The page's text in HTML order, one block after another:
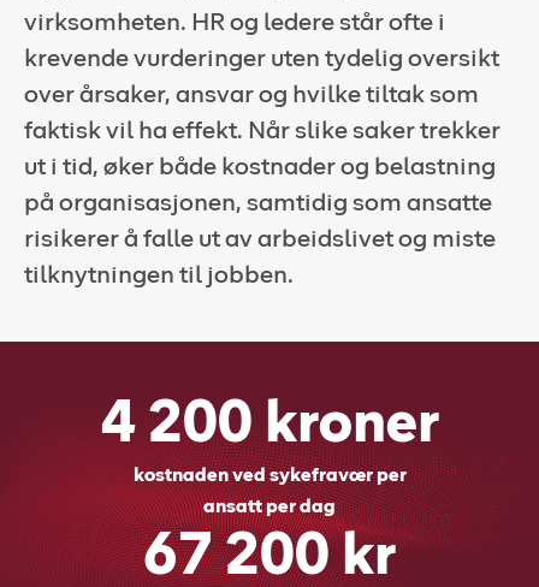
virksomheten. HR og ledere står ofte i
krevende vurderinger uten tydelig oversikt
over årsaker, ansvar og hvilke tiltak som
faktisk vil ha effekt. Når slike saker trekker
ut i tid, øker både kostnader og belastning
på organisasjonen, samtidig som ansatte
risikerer å falle ut av arbeidslivet og miste
tilknytningen til jobben.
4 200 kroner
kostnaden ved sykefravær per
ansatt per dag
67 200 kr